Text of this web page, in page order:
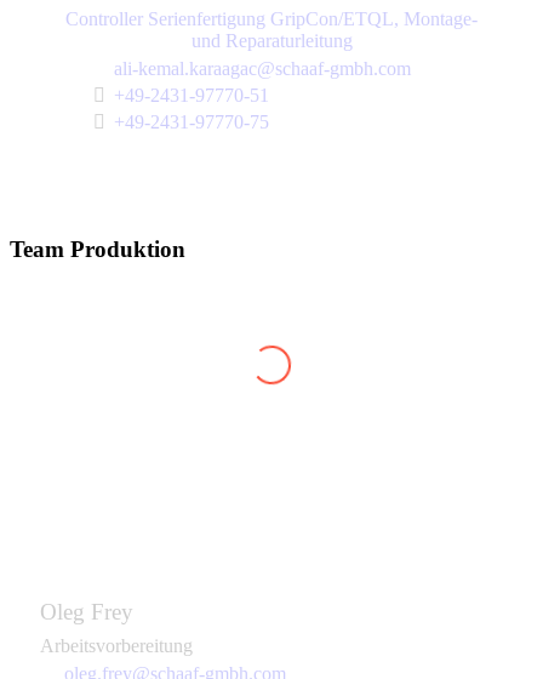
Controller Serienfertigung GripCon/ETQL, Montage-
und Reparaturleitung
ali-kemal.karaagac@schaaf-gmbh.com
+49-2431-97770-51
+49-2431-97770-75
Team Produktion
Oleg Frey
Arbeitsvorbereitung
oleg.frey@schaaf-gmbh.com